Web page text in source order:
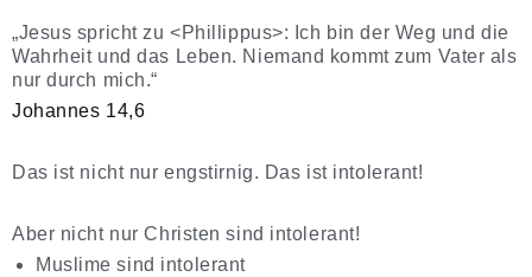
„Jesus spricht zu <Phillippus>: Ich bin der Weg und die
Wahrheit und das Leben. Niemand kommt zum Vater als
nur durch mich.“
Johannes 14,6
Das ist nicht nur engstirnig. Das ist intolerant!
Aber nicht nur Christen sind intolerant!
Muslime sind intolerant